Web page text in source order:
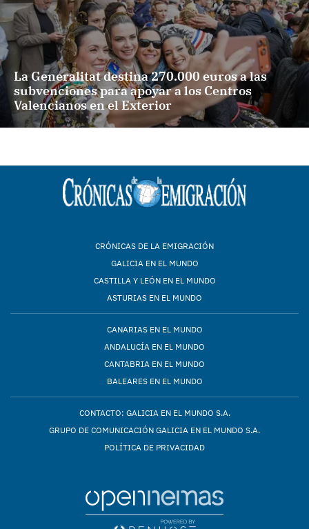
La Generalitat destina 270.000 euros a las
subvenciones para apoyar a los Centros
Valencianos en el Exterior
CRÓNICAS DE LA EMIGRACIÓN
GALICIA EN EL MUNDO
CASTILLA Y LEÓN EN EL MUNDO
ASTURIAS EN EL MUNDO
CANARIAS EN EL MUNDO
ANDALUCÍA EN EL MUNDO
CANTABRIA EN EL MUNDO
BALEARES EN EL MUNDO
CONTACTO: GALICIA EN EL MUNDO S.A.
GRUPO DE COMUNICACIÓN GALICIA EN EL MUNDO S.A.
POLÍTICA DE PRIVACIDAD